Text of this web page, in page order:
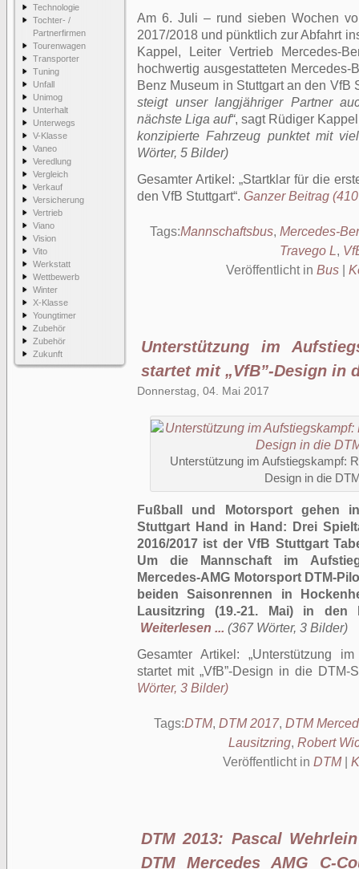
Technologie
Tochter- /
Partnerfirmen
Tourenwagen
Transporter
Tuning
Unfall
Unimog
Unterhalt
Unterwegs
V-Klasse
Vaneo
Veredlung
Vergleich
Verkauf
Versicherung
Vertrieb
Viano
Vision
Vito
Werkstatt
Wettbewerb
Winter
X-Klasse
Youngtimer
Zubehör
Zubehör
Zukunft
Am 6. Juli – rund sieben Wochen
2017/2018 und pünktlich zur Abfahrt
Kappel, Leiter Vertrieb Mercedes-
hochwertig ausgestatteten
Benz Museum in Stuttgart an den VfB
steigt unser langjähriger Partner
nächste Liga auf“, sagt Rüdiger
konzipierte Fahrzeug punktet mit
Wörter, 5 Bilder)
Gesamter Artikel:
Startklar für die
den VfB Stuttgart . Ganzer Beitrag
Tags:Mannschaftsbus, Mercedes-
Travego L,
Veröffentlicht in Bus|
Unterstützung im
startet mit „VfB”-Design in
Donnerstag, 04. Mai 2017
Unterstützung im Aufstiegskampf:
Design in die
Fußball und Motorsport gehen
Stuttgart Hand in Hand: Drei
2016/2017 ist der VfB Stuttgart
Um die Mannschaft im
Mercedes-AMG Motorsport DTM-
beiden Saisonrennen in
Lausitzring (19.-21. Mai) in
Weiterlesen ... (367 Wörter, 3 Bilder)
Gesamter Artikel:
Unterstützung
startet mit „VfB”-Design in die DTM-
Wörter, 3 Bilder)
Tags:DTM, DTM 2017, DTM
Lausitzring, Robert
Veröffentlicht in DTM|
DTM 2013: Pascal
DTM Mercedes AMG C-